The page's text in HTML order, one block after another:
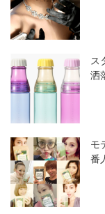
ス
洒
モ
番